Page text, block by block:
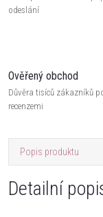
odeslání
Ověřený obchod
Důvěra tisíců zákazníků
recenzemi
Popis produktu
Detailní